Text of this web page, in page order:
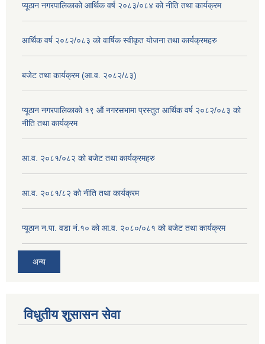
प्यूठान नगरपालिकाको आर्थिक वर्ष २०८३/०८४ को नीति तथा कार्यक्रम
आर्थिक वर्ष २०८२/०८३ को वार्षिक स्वीकृत योजना तथा कार्यक्रमहरु
बजेट तथा कार्यक्रम (आ.व. २०८२/८३)
प्यूठान नगरपालिकाको १९ औं नगरसभामा प्रस्तुत आर्थिक वर्ष २०८२/०८३ को
नीति तथा कार्यक्रम
आ.व. २०८१/०८२ को बजेट तथा कार्यक्रमहरु
आ.व. २०८१/८२ को नीति तथा कार्यक्रम
प्यूठान न.पा. वडा नं.१० को आ.व. २०८०/०८१ को बजेट तथा कार्यक्रम
अन्य
विधुतीय शुसासन सेवा